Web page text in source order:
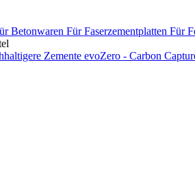
Betonwaren Für Faserzementplatten Für
Zemente evoZero - Carbon